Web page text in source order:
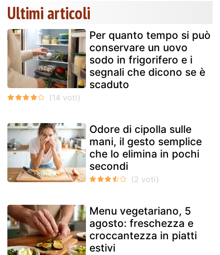
Ultimi articoli
Per quanto tempo si può
conservare un uovo
sodo in frigorifero e i
segnali che dicono se è
scaduto
Odore di cipolla sulle
mani, il gesto semplice
che lo elimina in pochi
secondi
Menu vegetariano, 5
agosto: freschezza e
croccantezza in piatti
estivi